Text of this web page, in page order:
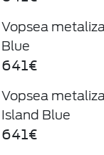
Vopsea
Blue
641€
Vopsea
Island Blue
641€